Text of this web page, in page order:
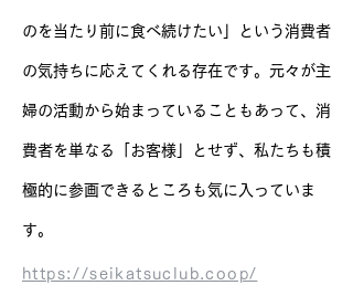
のを当たり前に食べ続けたい」という消費者
の気持ちに応えてくれる存在です。元々が主
婦の活動から始まっていることもあって、消
費者を単なる「お客様」とせず、私たちも積
極的に参画できるところも気に入っていま
す。
https://seikatsuclub.coop/